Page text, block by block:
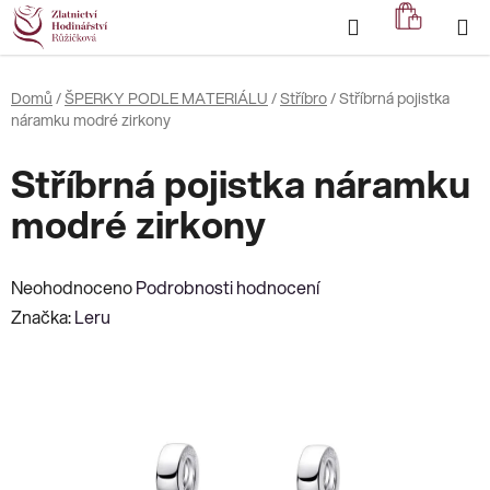
Přejít
na
obsah
Hledat
KOŠÍK
Domů /ŠPERKY PODLE MATERIÁLU /Stříbro/Stříbrná pojistka
náramku modré zirkony
Stříbrná pojistka náramku
modré zirkony
Průměrné
hodnocení
NeohodnocenoPodrobnosti hodnocení
Značka:Leru